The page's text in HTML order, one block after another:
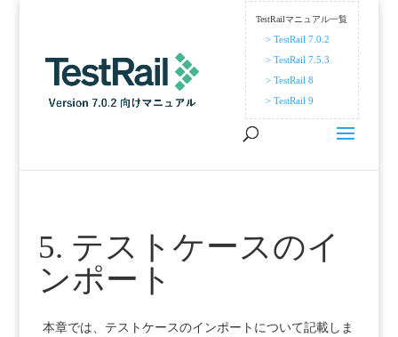
TestRailマニュアル一覧
> TestRail 7.0.2
> TestRail 7.5.3
> TestRail 8
> TestRail 9
5. テストケースのイ
ンポート
本章では、テストケースのインポートについて記載しま